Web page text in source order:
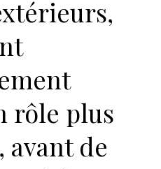
rôle plus
avant de